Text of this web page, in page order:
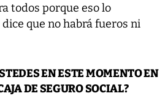
todos porque eso lo
que no habrá fueros ni
EN ESTE MOMENTO EN
DE SEGURO SOCIAL?